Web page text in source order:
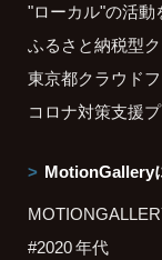
"ローカル"の活動
ふるさと納税型
東京都クラウド
コロナ対策支援
MotionGallery
#2020 年代